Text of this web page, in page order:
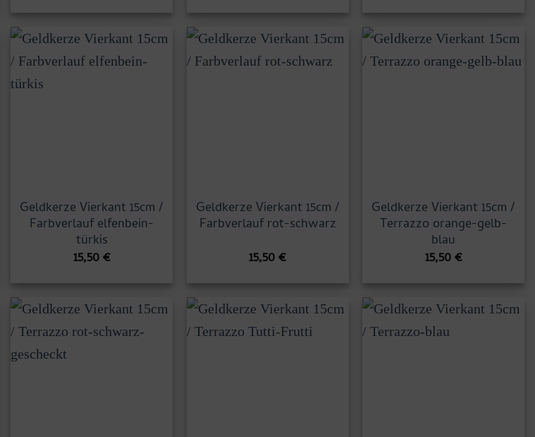
Geldkerze Vierkant 15cm /
Farbverlauf elfenbein-
türkis
15,50€
Geldkerze Vierkant 15cm /
Farbverlauf rot-schwarz
15,50€
Geldkerze Vierkant 15cm /
Terrazzo orange-gelb-
blau
15,50€